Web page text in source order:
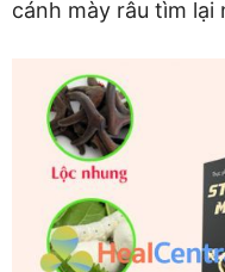
cánh mày râu tìm